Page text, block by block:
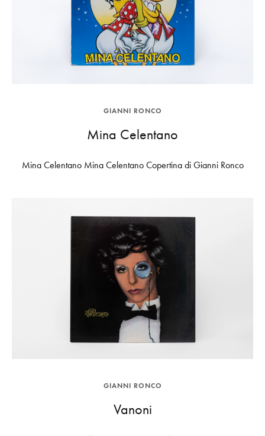
GIANNI RONCO
Mina Celentano
Mina Celentano Mina Celentano Copertina di Gianni Ronco
GIANNI RONCO
Vanoni